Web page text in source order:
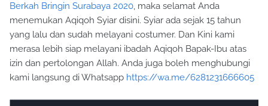
Berkah Bringin Surabaya 2020, maka selamat Anda
menemukan Aqiqoh Syiar disini. Syiar ada sejak 15 tahun
yang lalu dan sudah melayani costumer. Dan Kini kami
merasa lebih siap melayani ibadah Aqiqoh Bapak-Ibu atas
izin dan pertolongan Allah. Anda juga boleh menghubungi
kami langsung di Whatsapp https://wa.me/6281231666605